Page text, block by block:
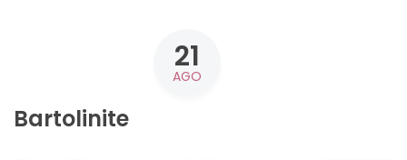
21
AGO
Bartolinite